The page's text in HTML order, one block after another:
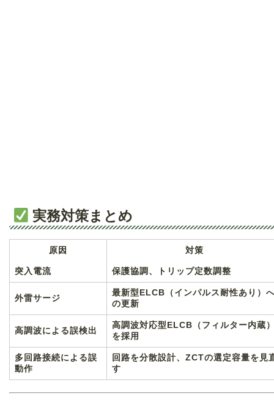
実務対策まとめ
原因 対策
突入電流 保護協調、トリップ定数調整
外雷サージ
最新型ELCB（インパルス耐性あり）
の更新
高調波による誤検出
高調波対応型ELCB（フィルター内蔵
を採用
多回路接続による誤
動作
回路を分散設計、ZCTの選定容量を見
す